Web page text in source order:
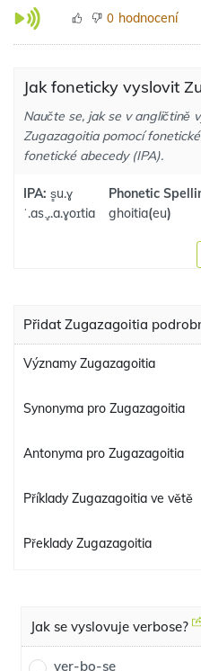
0 hodnocení
Jak foneticky vyslovit
Naučte se, jak se v angličtině
Zugazagoitia pomocí
fonetické abecedy (IPA).
IPA: s̻u.ɣ
ˈ.as.̻..a.ɣoɪtia
Phonetic
ghoitia(eu)
Přidat Zugazagoitia
Významy Zugazagoitia
Synonyma pro Zugazagoitia
Antonyma pro Zugazagoitia
Příklady Zugazagoitia ve větě
Překlady Zugazagoitia
Jak se vyslovuje verbose?
ver-bo-se